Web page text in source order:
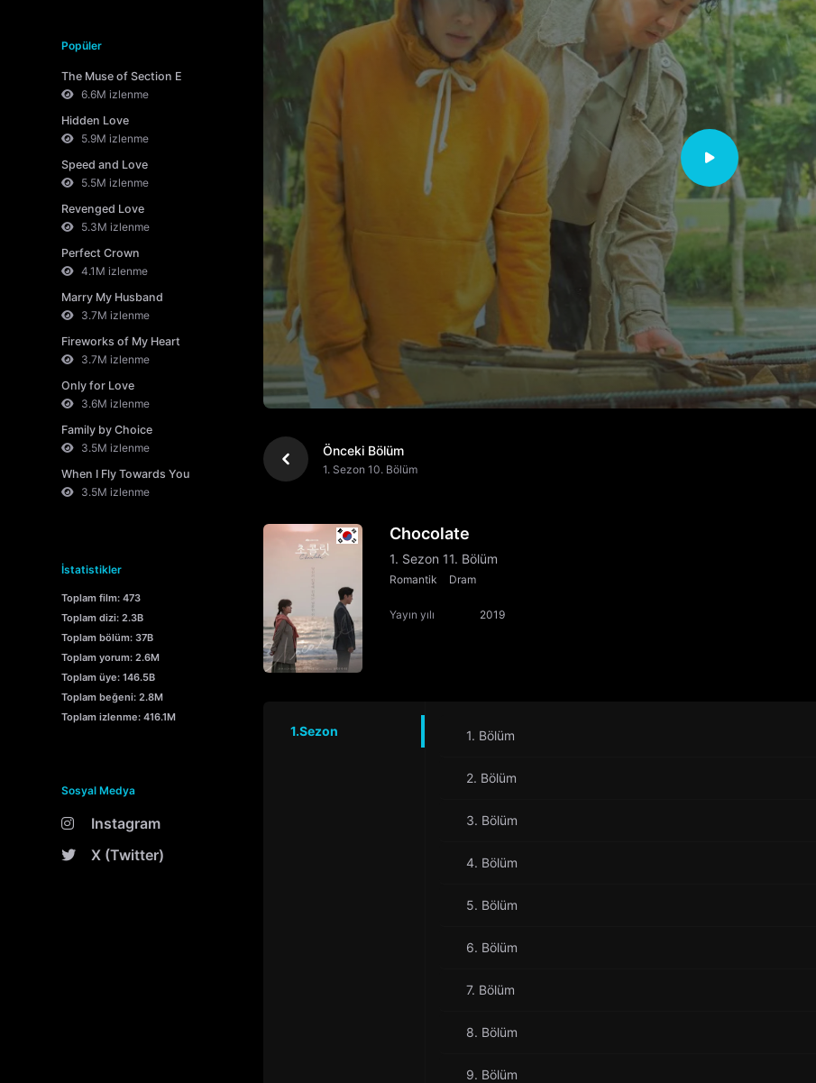
Popüler
The Muse of Section E
6.6M izlenme
Hidden Love
5.9M izlenme
Speed and Love
5.5M izlenme
Revenged Love
5.3M izlenme
Perfect Crown
4.1M izlenme
Marry My Husband
3.7M izlenme
Fireworks of My Heart
3.7M izlenme
Only for Love
3.6M izlenme
Family by Choice
3.5M izlenme
When I Fly Towards You
3.5M izlenme
İstatistikler
Toplam film: 473
Toplam dizi: 2.3B
Toplam bölüm: 37B
Toplam yorum: 2.6M
Toplam üye: 146.5B
Toplam beğeni: 2.8M
Toplam izlenme: 416.1M
Sosyal Medya
Instagram
X (Twitter)
Önceki Bölüm
1. Sezon 10. Bölüm
Chocolate
1. Sezon 11. Bölüm
Romantik Dram
Yayın yılı 2019
1.Sezon 1. Bölüm
2. Bölüm
3. Bölüm
4. Bölüm
5. Bölüm
6. Bölüm
7. Bölüm
8. Bölüm
9. Bölüm